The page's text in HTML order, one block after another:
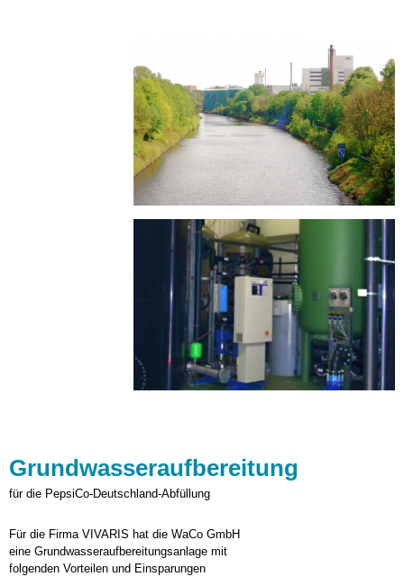
f.png
Grundwasseraufbereitung
für die PepsiCo-Deutschland-Abfüllung
Für die Firma VIVARIS hat die WaCo GmbH
eine Grundwasseraufbereitungsanlage mit
folgenden Vorteilen und Einsparungen